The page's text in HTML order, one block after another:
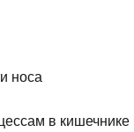
носа
в